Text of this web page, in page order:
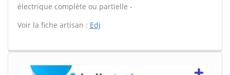
électrique complète ou partielle -
Voir la fiche artisan : Edj